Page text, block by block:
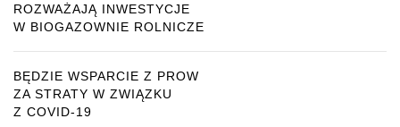
ROZWAŻAJĄ INWESTYCJE
W BIOGAZOWNIE ROLNICZE
BĘDZIE WSPARCIE Z PROW
ZA STRATY W ZWIĄZKU
Z COVID-19